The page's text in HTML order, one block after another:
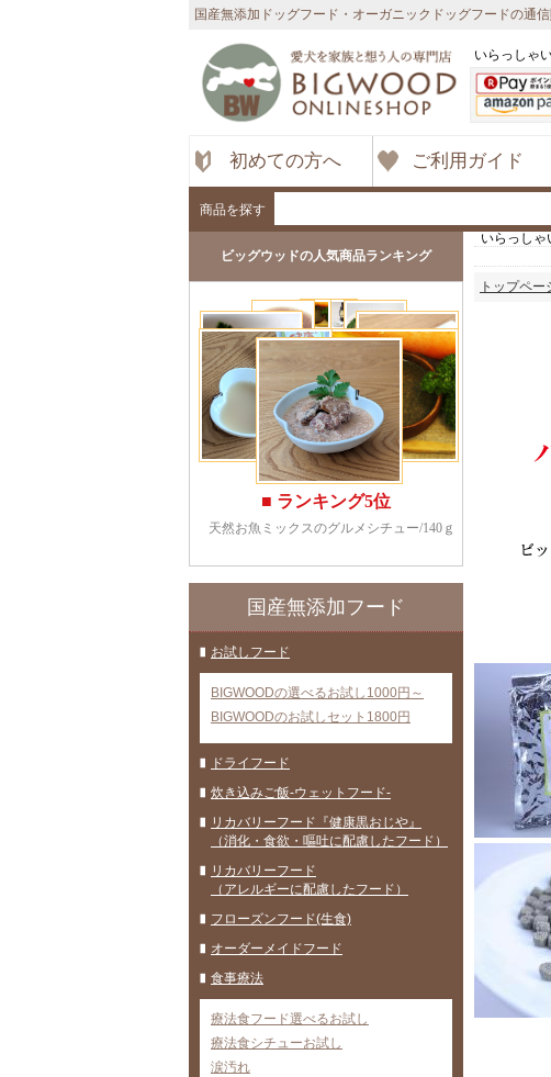
国産無添加ドッグフード・オーガニックドッグフードの通
いらっしゃ
初めての方へ ご利用ガイド
商品を探す
ビッグウッドの人気商品ランキング
国産無添加フード
お試しフード
BIGWOODの選べるお試し1000円～
BIGWOODのお試しセット1800円
ドライフード
炊き込みご飯-ウェットフード-
リカバリーフード『健康黒おじや』
（消化・食欲・嘔吐に配慮したフード）
リカバリーフード
（アレルギーに配慮したフード）
フローズンフード(生食)
オーダーメイドフード
食事療法
療法食フード選べるお試し
療法食シチューお試し
涙汚れ
いらっし
トップペー